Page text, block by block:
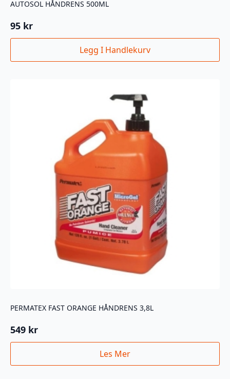
AUTOSOL HÅNDRENS 500ML
95 kr
Legg I Handlekurv
PERMATEX FAST ORANGE HÅNDRENS 3,8L
549 kr
Les Mer